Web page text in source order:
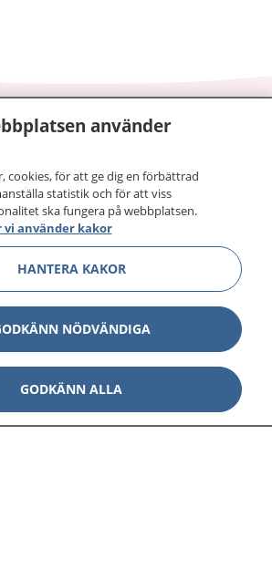
om din hälsa och vård
råd om hälsa och information om
mottagningar du kan kontakta.
din journal och göra dina
telefonnummer 1177 för
dygnet runt.
du vill må bättre.
Visa
använder
cookies, för att ge dig en förbättrad
statistik och för att viss
ska fungera på webbplatsen.
vi använder kakor
HANTERA KAKOR
NÖDVÄNDIGA
GODKÄNN ALLA